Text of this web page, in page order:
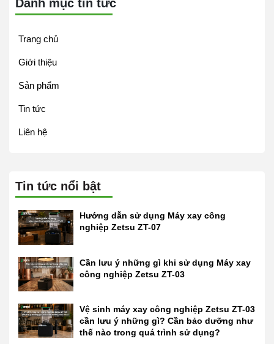
Danh mục tin tức
Trang chủ
Giới thiệu
Sản phẩm
Tin tức
Liên hệ
Tin tức nổi bật
Hướng dẫn sử dụng Máy xay công
nghiệp Zetsu ZT-07
Cần lưu ý những gì khi sử dụng Máy xay
công nghiệp Zetsu ZT-03
Vệ sinh máy xay công nghiệp Zetsu ZT-03
cần lưu ý những gì? Cần bảo dưỡng như
thế nào trong quá trình sử dụng?